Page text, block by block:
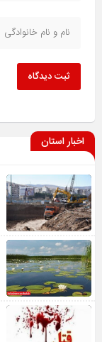
ثبت دیدگاه
اخبار استان